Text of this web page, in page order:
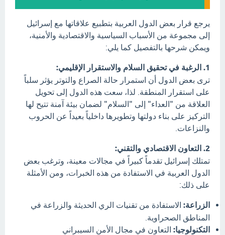
يرجع قرار بعض الدول العربية بتطبيع علاقاتها مع إسرائيل
إلى مجموعة من الأسباب السياسية والاقتصادية والأمنية،
ويمكن شرحها بالتفصيل كما يلي:
1. الرغبة في تحقيق السلام والاستقرار الإقليمي:
ترى بعض الدول أن استمرار حالة الصراع والتوتر يؤثر سلباً
على استقرار المنطقة. لذا، سعت هذه الدول إلى تحويل
العلاقة من "العداء" إلى "السلام" لضمان بيئة آمنة تتيح لها
التركيز على بناء دولتها وتطويرها داخلياً بعيداً عن الحروب
والنزاعات.
2. التعاون الاقتصادي والتقني:
تمتلك إسرائيل تقدماً كبيراً في مجالات معينة، وترغب بعض
الدول العربية في الاستفادة من هذه الخبرات، ومن الأمثلة
على ذلك:
الزراعة: الاستفادة من تقنيات الري الحديثة والزراعة في
المناطق الصحراوية.
التكنولوجيا: التعاون في مجال الأمن السيبراني